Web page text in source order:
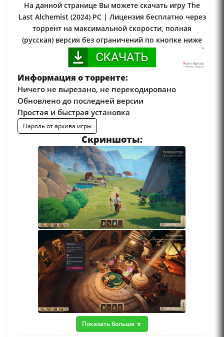
На данной странице Вы можете скачать игру The
Last Alchemist (2024) PC | Лицензия бесплатно через
торрент на максимальной скорости, полная
(русская) версия без ограничений по кнопке ниже
Информация о торренте:
Ничего не вырезано, не перекодировано
Обновлено до последней версии
Простая и быстрая установка
Пароль от архива игры
Скриншоты:
Показать больше